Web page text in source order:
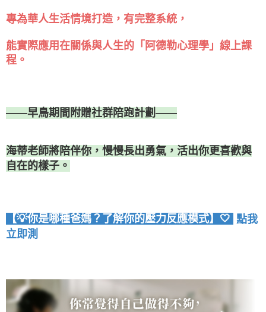
專為華人生活情境打造，有完整系統，
能實際應用在關係與人生的「阿德勒心理學」線上課
程。
——早鳥期間附贈社群陪跑計劃——
海蒂老師將陪伴你，慢慢長出勇氣，活出你更喜歡與
自在的樣子。
【💡你是哪種爸媽？了解你的壓力反應模式】🤍 點我
立即測